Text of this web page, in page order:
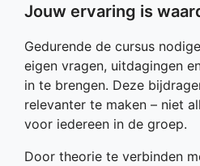
Jouw ervaring is
Gedurende de cursus
eigen vragen, uitdagingen
in te brengen. Deze
relevanter te maken – niet
voor iedereen in de groep.
Door theorie te verbinden